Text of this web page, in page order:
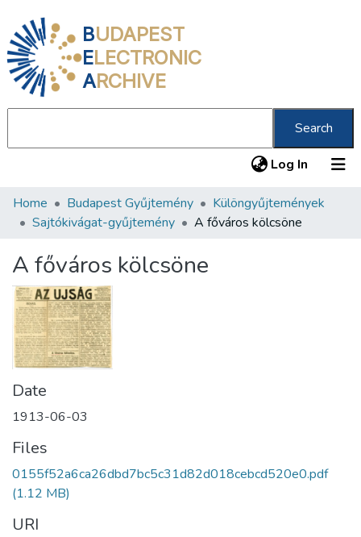
BUDAPEST
ELECTRONIC
ARCHIVE
Search
Log In (current)
Communities & Collections
Statistics
About us
Home Budapest Gyűjtemény
Különgyűjtemények
Sajtókivágat-gyűjtemény
A főváros kölcsöne
A főváros kölcsöne
Date
1913-06-03
Files
0155f52a6ca26dbd7bc5c31d82d018cebcd520e0.pdf
(1.12 MB)
URI